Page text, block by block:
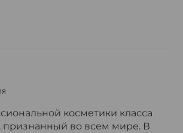
косметики класса
признанный во всем мире. В